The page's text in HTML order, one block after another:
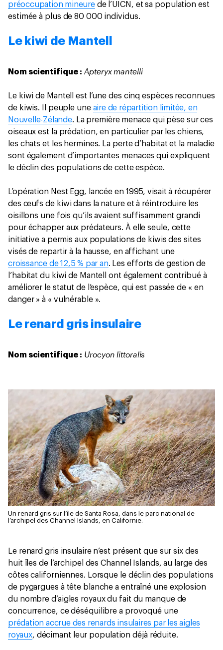
préoccupation mineurede l’UICN, et sa population est
estimée à plus de 80 000 individus.
Le kiwi de Mantell
Nom scientifique :Apteryx mantelli
Le kiwi de Mantell est l’une des cinq espèces reconnues
de kiwis. Il peuple une aire de répartition limitée, en
Nouvelle-Zélande. La première menace qui pèse sur ces
oiseaux est la prédation, en particulier par les chiens,
les chats et les hermines. La perte d’habitat et la maladie
sont également d’importantes menaces qui expliquent
le déclin des populations de cette espèce.
L’opération Nest Egg, lancée en 1995, visait à récupérer
des œufs de kiwi dans la nature et à réintroduire les
oisillons une fois qu’ils avaient suffisamment grandi
pour échapper aux prédateurs. À elle seule, cette
initiative a permis aux populations de kiwis des sites
visés de repartir à la hausse, en affichant une
croissance de 12,5 % par an. Les efforts de gestion de
l’habitat du kiwi de Mantell ont également contribué à
améliorer le statut de l’espèce, qui est passée de « en
danger » à « vulnérable ».
Le renard gris insulaire
Nom scientifique : Urocyon littoralis
Un renard gris sur l’île de Santa Rosa, dans le parc national de
l’archipel des Channel Islands, en Californie.
Le renard gris insulaire n’est présent que sur six des
huit îles de l’archipel des Channel Islands, au large des
côtes californiennes. Lorsque le déclin des populations
de pygargues à tête blanche a entraîné une explosion
du nombre d’aigles royaux du fait du manque de
concurrence, ce déséquilibre a provoqué une
prédation accrue des renards insulaires par les aigles
royaux, décimant leur population déjà réduite.